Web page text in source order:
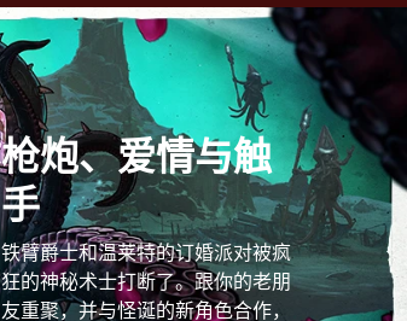
枪炮、爱情与触
手
铁臂爵士和温莱特的订婚派对被疯
狂的神秘术士打断了。跟你的老朋
友重聚，并与怪诞的新角色合作，